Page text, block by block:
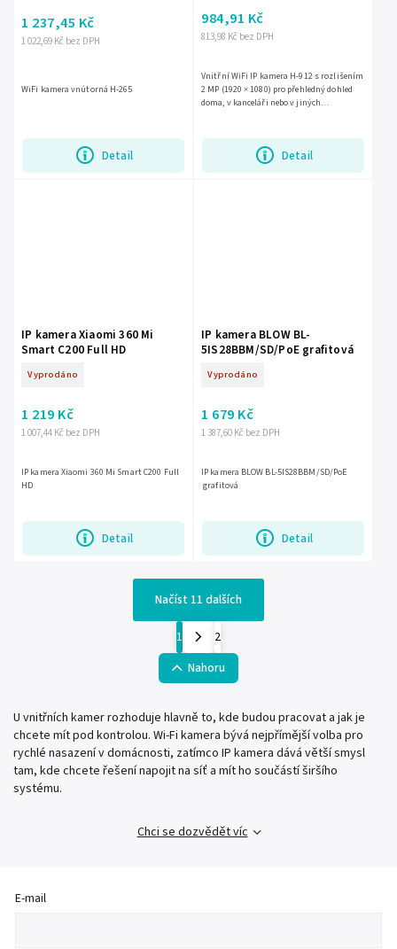
1 022,69 Kč bez DPH
1 237,45 Kč
Detail
WiFi kamera vnútorná H-265
813,98 Kč bez DPH
984,91 Kč
Detail
Vnitřní WiFi IP kamera H-912 s rozlišením
2 MP (1920 × 1080) pro přehledný dohled
doma, v kanceláři nebo v jiných
IP kamera Xiaomi 360 Mi
Smart C200 Full HD
Vyprodáno
1 007,44 Kč bez DPH
1 219 Kč
Detail
IP kamera Xiaomi 360 Mi Smart C200 Full
HD
IP kamera BLOW BL-
5IS28BBM/SD/PoE grafitová
Vyprodáno
1 387,60 Kč bez DPH
1 679 Kč
Detail
IP kamera BLOW BL-5IS28BBM/SD/PoE
grafitová
Načíst 11 dalších
1
2
Nahoru
U vnitřních kamer rozhoduje hlavně to, kde budou pracovat a jak je
chcete mít pod kontrolou. Wi‑Fi kamera bývá nejpřímější volba pro
rychlé nasazení v domácnosti, zatímco IP kamera dává větší smysl
tam, kde chcete řešení napojit na síť a mít ho součástí širšího
systému.
Chci se dozvědět víc
E-mail